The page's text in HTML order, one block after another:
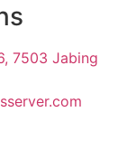
7503 Jabing